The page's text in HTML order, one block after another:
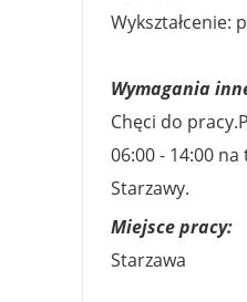
Wykształcenie:
Wymagania
Chęci do
06:00 - 14:00
Starzawy.
Miejsce pracy:
Starzawa